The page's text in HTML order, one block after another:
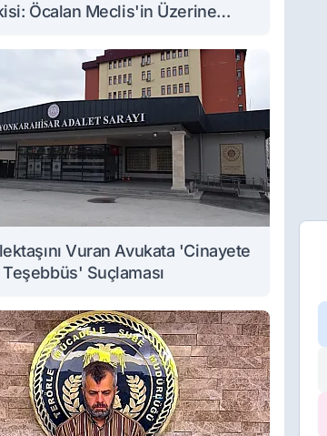
Öcalan Meclis'in Üzerine
Vuran Avukata 'Cinayete
Suçlaması